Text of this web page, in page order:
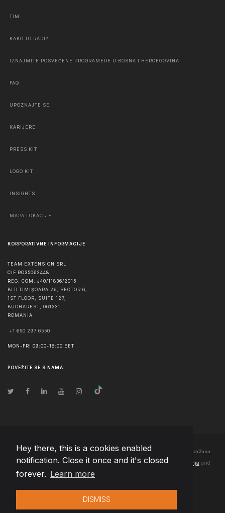
Hey there, this is a cookies enabled
notification. Close it once and it's closed
forever. Learn more
DISMISS
TIM
KAKO TO RADI?
IZNAJMITE POSVEĆENE PROGRAMERE U BOSNA I HERCEGOVINA
FAQ
UPOZNAJTE SE
KARIJERE
PRESS KIT
LOGO KIT
INSIGHTS
MAPA LOKACIJE
KORPORATIVNE INFORMACIJE
TEAM EXTENSION SRL
CIF RO35062448
REG. COM. J40/11836/2015
BLD TIMIȘOARA 26, SECTOR 6,
1ST FLOOR, SUITE 127,
BUCHAREST
061331
ROMANIA
+1 650 297 6550
MON-FRI 09:00-18:00 EET
POVEŽITE SE S NAMA
© Autorska prava 2026 Team Extension Bosnia Herzegovina - Sva prava zadržana
Changelog● Korišćenjem ove stranice slažete se sa našimPravila korištenja and
Politika privatnosti